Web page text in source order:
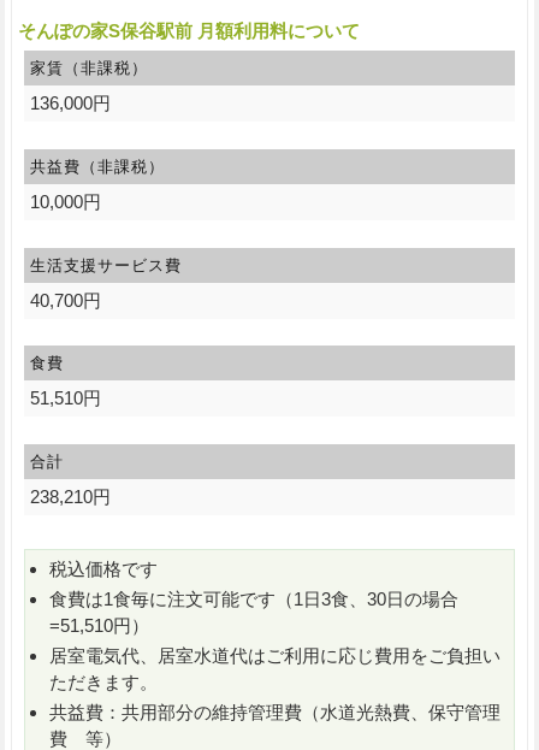
そんぽの家S保谷駅前 月額利用料について
家賃（非課税）
136,000円
共益費（非課税）
10,000円
生活支援サービス費
40,700円
食費
51,510円
合計
238,210円
税込価格です
食費は1食毎に注文可能です（1日3食、30日の場合
=51,510円）
居室電気代、居室水道代はご利用に応じ費用をご負担い
ただきます。
共益費：共用部分の維持管理費（水道光熱費、保守管理
費 等）